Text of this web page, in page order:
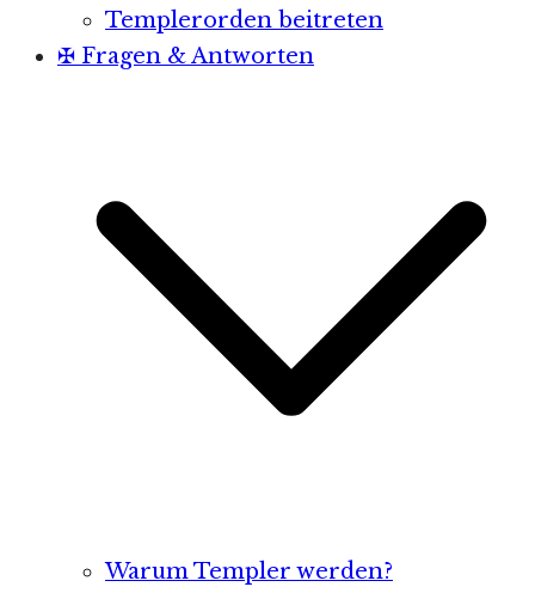
Templerorden beitreten
✠ Fragen & Antworten
Warum Templer werden?